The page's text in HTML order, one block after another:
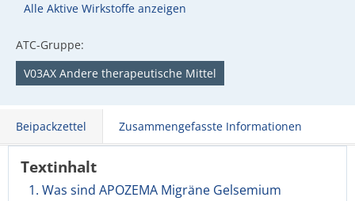
Alle Aktive Wirkstoffe anzeigen
ATC-Gruppe:
V03AX Andere therapeutische Mittel
Beipackzettel Zusammengefasste Informationen
Textinhalt
1. Was sind APOZEMA Migräne Gelsemium